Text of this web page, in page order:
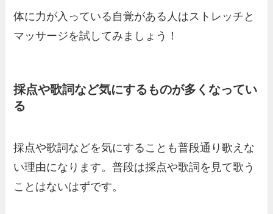
体に力が入っている自覚がある人はストレッチと
マッサージを試してみましょう！
採点や歌詞など気にするものが多くなってい
る
採点や歌詞などを気にすることも普段通り歌えな
い理由になります。普段は採点や歌詞を見て歌う
ことはないはずです。